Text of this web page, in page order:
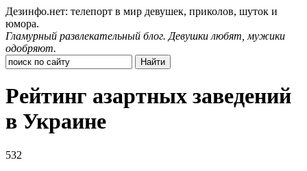
Дезинфо.нет: телепорт в мир девушек, приколов, шуток и
юмора.
Гламурный развлекательный блог. Девушки любят, мужики
одобряют.
Рейтинг азартных заведений
в Украине
532